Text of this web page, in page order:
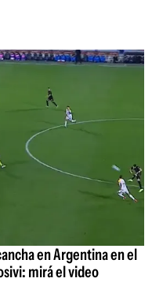
en Argentina en el
mirá el video